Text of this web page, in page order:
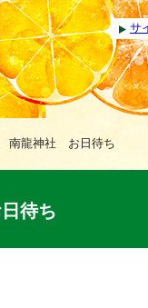
サ
南龍神社 お日待ち
待ち